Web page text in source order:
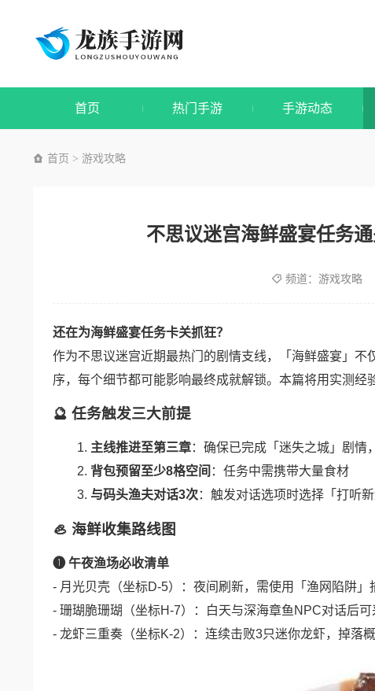
首页 热门手游 手游动态
首页 > 游戏攻略
不思议迷宫海鲜盛宴任务
频道： 游戏攻略
还在为海鲜盛宴任务卡关抓狂？
作为不思议迷宫近期最热门的剧情支线，「海鲜盛宴」
序，每个细节都可能影响最终成就解锁。本篇将用实测经
🔮 任务触发三大前提
主线推进至第三章：确保已完成「迷失之城」剧情
背包预留至少8格空间 ：任务中需携带大量食材
与码头渔夫对话3次：触发对话选项时选择「打听
🦪 海鲜收集路线图
❶ 午夜渔场必收清单
- 月光贝壳（坐标D-5）：夜间刷新，需使用「渔网陷阱」
- 珊瑚脆珊瑚（坐标H-7）：白天与深海章鱼NPC对话后可
- 龙虾三重奏（坐标K-2）：连续击败3只迷你龙虾，掉落